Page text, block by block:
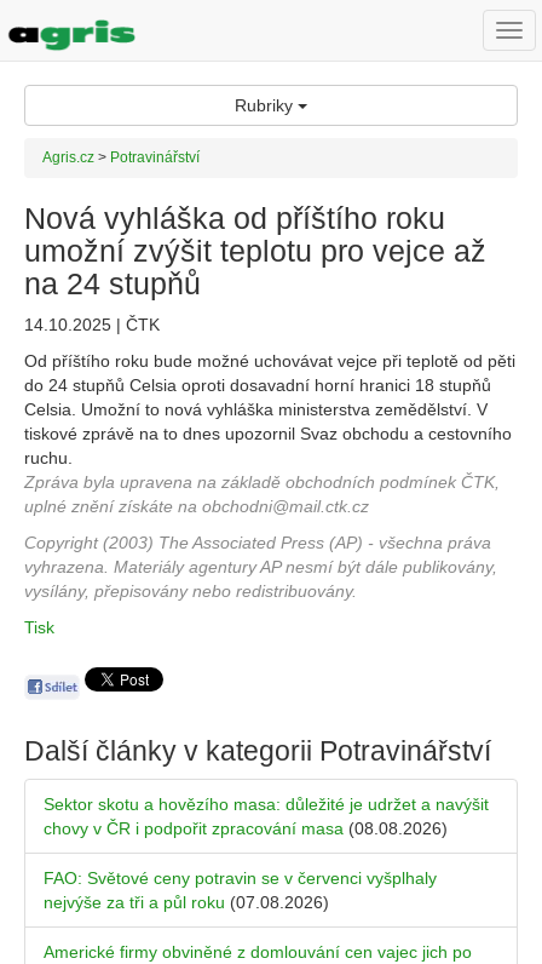
Rubriky
Agris.cz > Potravinářství
Nová vyhláška od příštího roku
umožní zvýšit teplotu pro vejce až
na 24 stupňů
14.10.2025 | ČTK
Od příštího roku bude možné uchovávat vejce při teplotě od pěti
do 24 stupňů Celsia oproti dosavadní horní hranici 18 stupňů
Celsia. Umožní to nová vyhláška ministerstva zemědělství. V
tiskové zprávě na to dnes upozornil Svaz obchodu a cestovního
ruchu.
Zpráva byla upravena na základě obchodních podmínek ČTK,
uplné znění získáte na obchodni@mail.ctk.cz
Copyright (2003) The Associated Press (AP) - všechna práva
vyhrazena. Materiály agentury AP nesmí být dále publikovány,
vysílány, přepisovány nebo redistribuovány.
Tisk
Další články v kategorii Potravinářství
Sektor skotu a hovězího masa: důležité je udržet a navýšit
chovy v ČR i podpořit zpracování masa (08.08.2026)
FAO: Světové ceny potravin se v červenci vyšplhaly
nejvýše za tři a půl roku (07.08.2026)
Americké firmy obviněné z domlouvání cen vajec jich po